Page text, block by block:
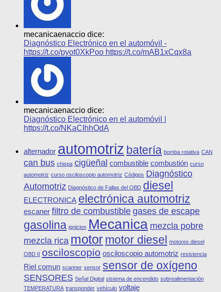
mecanicaenaccio dice:
Diagnóstico Electrónico en el automóvil -
https://t.co/pyot0XkPoo https://t.co/mAB1xCqx8a
mecanicaenaccio dice:
Diagnóstico Electrónico en el automóvil |
https://t.co/NKaCIhhOdA
alternador automotriz batería bomba rotativa CAN
can bus chispa cigüeñal combustible combustión curso
automotriz curso osciloscopio automotriz Códigos Diagnóstico
Automotriz Diagnóstico de Fallas del OBD diesel
ELECTRONICA electrónica automotriz
escaner filtro de combustiblegases de escape
gasolina ignicion Mecanica mezcla pobre
mezcla rica motormotor diesel motores diesel
OBD II osciloscopio osciloscopio automotriz resistencia
Riel comun scanner sensor sensor de oxígeno
SENSORES Señal Digital sistema de encendido sobrealimentación
TEMPERATURA transponder vehículo voltaje